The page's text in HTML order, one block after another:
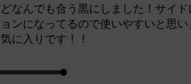
なんでも合う黒にしました！サイド
ンになってるので使いやすいと思い
に入りです！！